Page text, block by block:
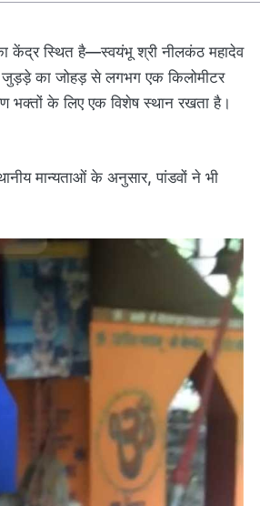
केंद्र स्थित है—स्वयंभू श्री नीलकंठ महादेव
जुड़ड़े का जोहड़ से लगभग एक किलोमीटर
भक्तों के लिए एक विशेष स्थान रखता है।
मान्यताओं के अनुसार, पांडवों ने भी